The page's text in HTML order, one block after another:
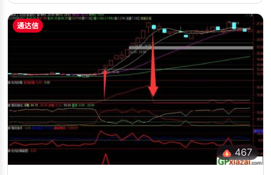
通达信
467